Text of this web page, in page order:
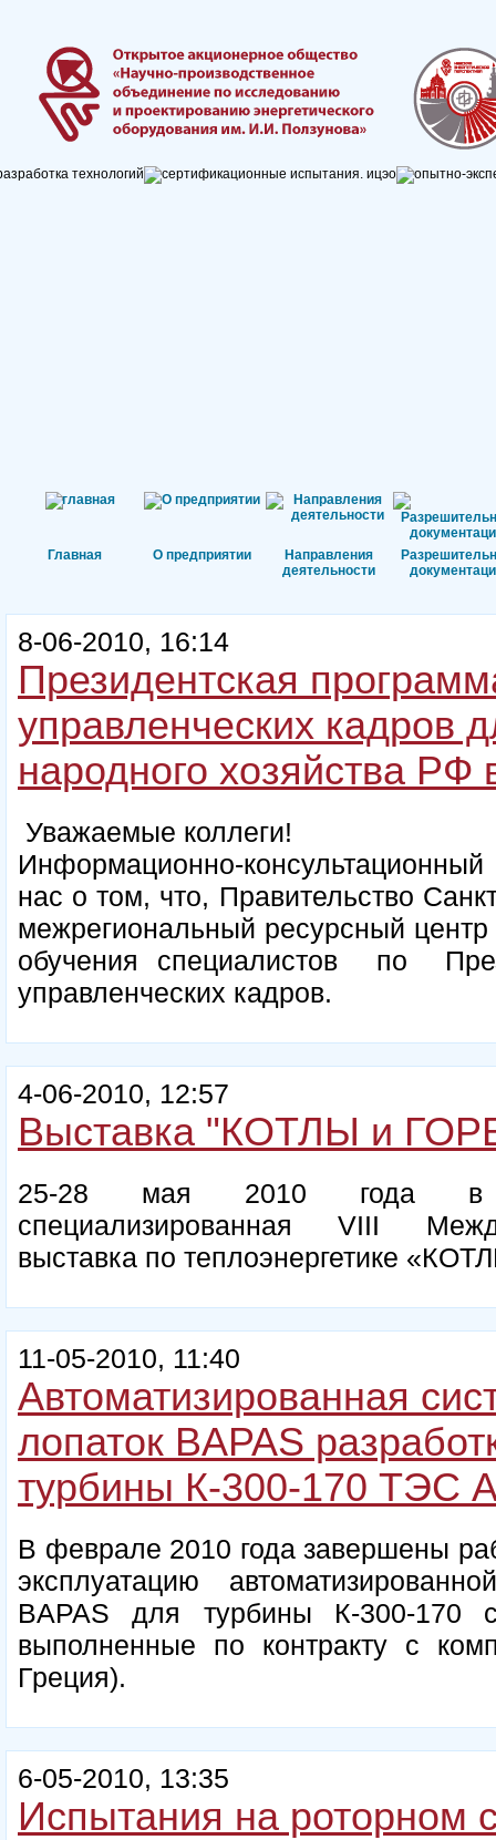
Главная О предприятии
Направления
деятельности
8-06-2010, 16:14
Президентская
управленческих кадров
народного хозяйства РФ
Уважаемые коллеги!
Информационно-
нас о том, что, Правительство
межрегиональный ресурсный
обучения специалистов по
управленческих кадров.
4-06-2010, 12:57
Выставка "КОТЛЫ и
25-28 мая 2010 года в
специализированная VIII
выставка по теплоэнергетике
11-05-2010, 11:40
Автоматизированная
лопаток BAPAS
турбины К-300-170 ТЭС
В феврале 2010 года завершены
эксплуатацию
BAPAS для турбины К-300-
выполненные по контракту с
Греция).
6-05-2010, 13:35
Испытания на роторном